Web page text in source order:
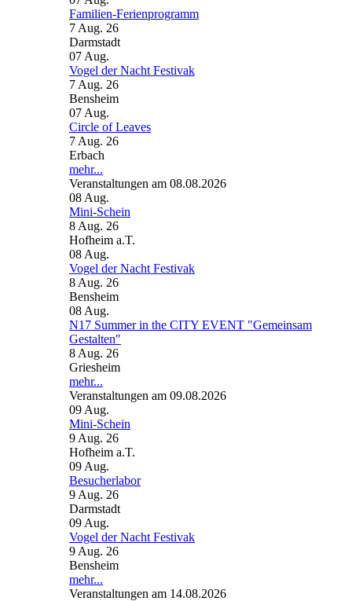
Familien-Ferienprogramm
7 Aug. 26
Darmstadt
07 Aug.
Vogel der Nacht Festivak
7 Aug. 26
Bensheim
07 Aug.
Circle of Leaves
7 Aug. 26
Erbach
mehr...
Veranstaltungen am 08.08.2026
08 Aug.
Mini-Schein
8 Aug. 26
Hofheim a.T.
08 Aug.
Vogel der Nacht Festivak
8 Aug. 26
Bensheim
08 Aug.
N17 Summer in the CITY EVENT "Gemeinsam
Gestalten"
8 Aug. 26
Griesheim
mehr...
Veranstaltungen am 09.08.2026
09 Aug.
Mini-Schein
9 Aug. 26
Hofheim a.T.
09 Aug.
Besucherlabor
9 Aug. 26
Darmstadt
09 Aug.
Vogel der Nacht Festivak
9 Aug. 26
Bensheim
mehr...
Veranstaltungen am 14.08.2026